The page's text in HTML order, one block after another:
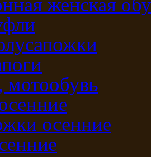
осенние